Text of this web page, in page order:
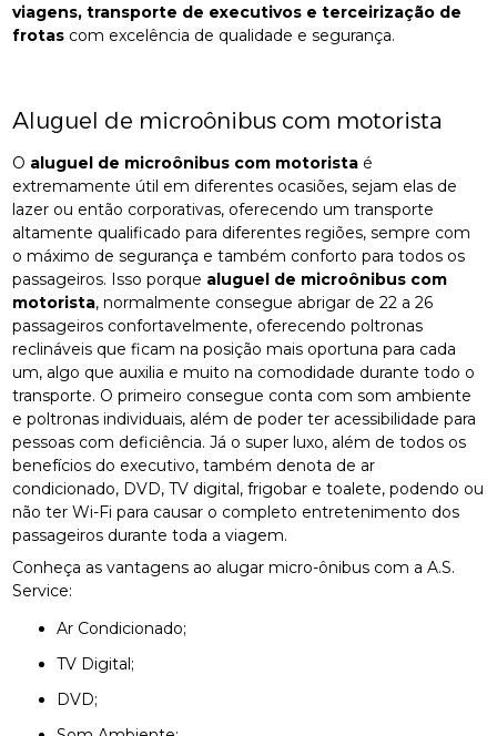
viagens, transporte de executivos e terceirização de
frotas com excelência de qualidade e segurança.
Aluguel de microônibus com motorista
O aluguel de microônibus com motorista é
extremamente útil em diferentes ocasiões, sejam elas de
lazer ou então corporativas, oferecendo um transporte
altamente qualificado para diferentes regiões, sempre com
o máximo de segurança e também conforto para todos os
passageiros. Isso porque aluguel de microônibus com
motorista, normalmente consegue abrigar de 22 a 26
passageiros confortavelmente, oferecendo poltronas
reclináveis que ficam na posição mais oportuna para cada
um, algo que auxilia e muito na comodidade durante todo o
transporte. O primeiro consegue conta com som ambiente
e poltronas individuais, além de poder ter acessibilidade para
pessoas com deficiência. Já o super luxo, além de todos os
benefícios do executivo, também denota de ar
condicionado, DVD, TV digital, frigobar e toalete, podendo ou
não ter Wi-Fi para causar o completo entretenimento dos
passageiros durante toda a viagem.
Conheça as vantagens ao alugar micro-ônibus com a A.S.
Service:
Ar Condicionado;
TV Digital;
DVD;